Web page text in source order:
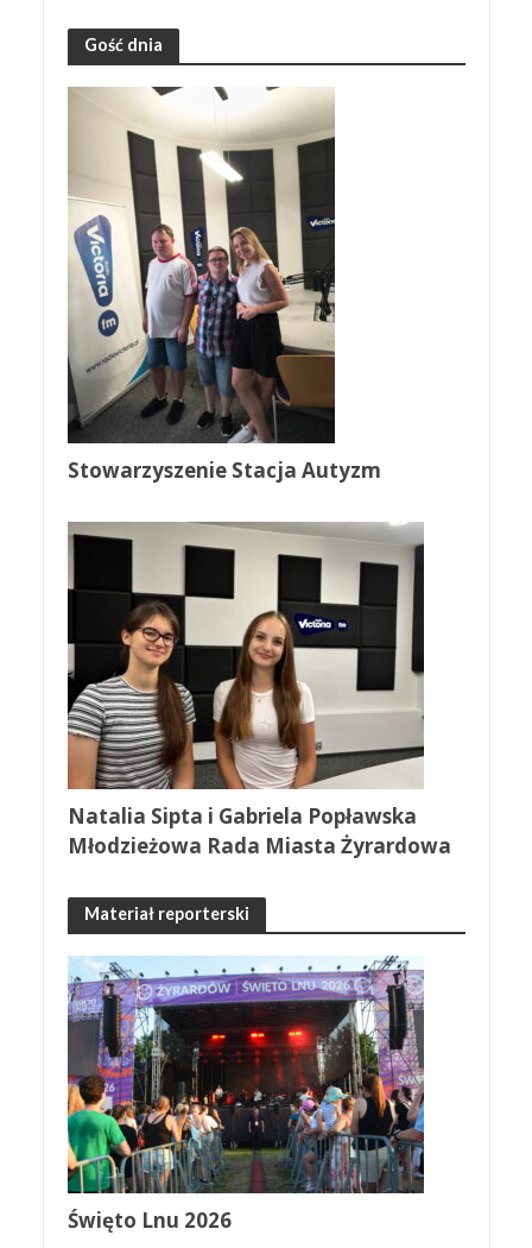
Gość dnia
Stowarzyszenie Stacja Autyzm
Natalia Sipta i Gabriela Popławska
Młodzieżowa Rada Miasta Żyrardowa
Materiał reporterski
Święto Lnu 2026